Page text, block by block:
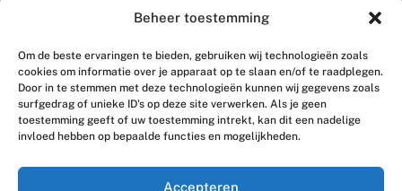
Beheer toestemming
Om de beste ervaringen te bieden, gebruiken wij technologieën zoals
cookies om informatie over je apparaat op te slaan en/of te raadplegen.
Door in te stemmen met deze technologieën kunnen wij gegevens zoals
surfgedrag of unieke ID's op deze site verwerken. Als je geen
toestemming geeft of uw toestemming intrekt, kan dit een nadelige
invloed hebben op bepaalde functies en mogelijkheden.
Accepteren
Belangenbehartiging
Contact
Houttuinlaan 8
3447 GM Woerden